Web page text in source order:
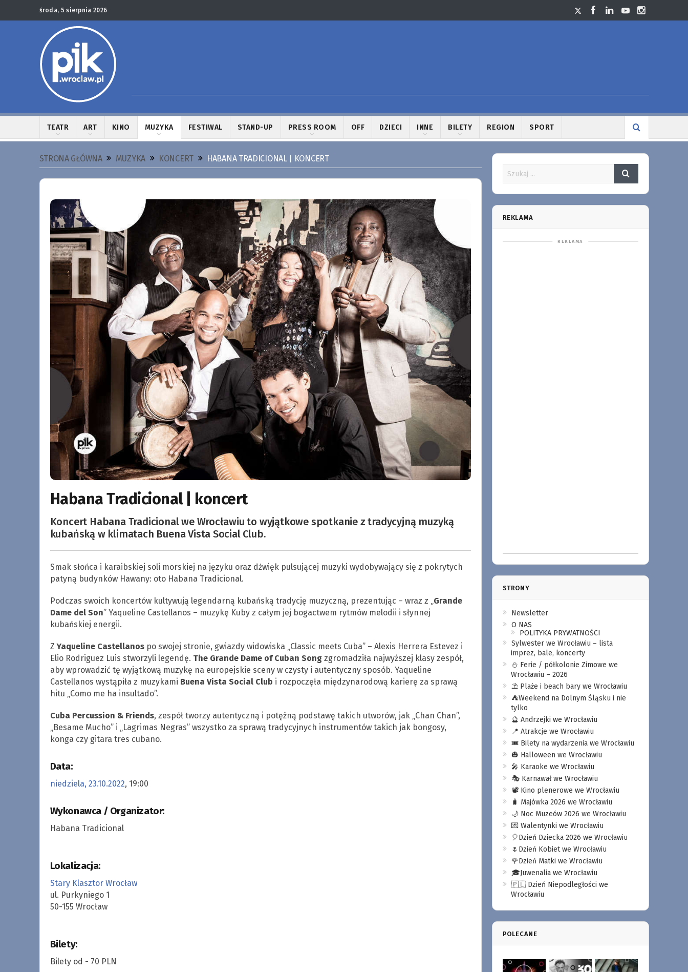
środa, 5 sierpnia 2026
TEATR ART KINO MUZYKA FESTIWAL STAND-UP PRESS ROOM OFF DZIECI INNE BILETY REGION SPORT
STRONA GŁÓWNA MUZYKA KONCERT HABANA TRADICIONAL | KONCERT
Habana Tradicional | koncert
Koncert Habana Tradicional we Wrocławiu to wyjątkowe spotkanie z tradycyjną muzyką
kubańską w klimatach Buena Vista Social Club.
Smak słońca i karaibskiej soli morskiej na języku oraz dźwięk pulsującej muzyki wydobywający się z pokrytych
patyną budynków Hawany: oto Habana Tradicional.
Podczas swoich koncertów kultywują legendarną kubańską tradycję muzyczną, prezentując – wraz z „ Grande
Dame del Son” Yaqueline Castellanos – muzykę Kuby z całym jej bogactwem rytmów melodii i słynnej
kubańskiej energii.
ZYaqueline Castellanospo swojej stronie, gwiazdy widowiska „Classic meets Cuba” – Alexis Herrera Estevez i
Elio Rodriguez Luis stworzyli legendę. The Grande Dame of Cuban Songzgromadziła najwyższej klasy zespół,
aby wprowadzić tę wyjątkową muzykę na europejskie sceny w czysty i autentyczny sposób. Yaqueline
Castellanos wystąpiła z muzykami Buena Vista Social Club i rozpoczęła międzynarodową karierę za sprawą
hitu „Como me ha insultado”.
Cuba Percussion & Friends, zespół tworzy autentyczną i potężną podstawę takich utworów, jak „Chan Chan”,
„Besame Mucho” i „Lagrimas Negras” wszystko za sprawą tradycyjnych instrumentów takich jak bongosy,
konga czy gitara tres cubano.
Data:
niedziela, 23.10.2022, 19:00
Wykonawca / Organizator:
Habana Tradicional
Lokalizacja:
Stary Klasztor Wrocław
ul. Purkyniego 1
50-155 Wrocław
Bilety:
Bilety od - 70 PLN
REKLAMA
STRONY
Newsletter
O NAS
POLITYKA PRYWATNOŚCI
Sylwester we Wrocławiu – lista
imprez, bale, koncerty
⛄️ Ferie / półkolonie Zimowe we
Wrocławiu – 2026
⛱️ Plaże i beach bary we Wrocławiu
⛺️Weekend na Dolnym Śląsku i nie
tylko
🔮 Andrzejki we Wrocławiu
📍 Atrakcje we Wrocławiu
🎟️ Bilety na wydarzenia we Wrocławiu
🎃 Halloween we Wrocławiu
🎤 Karaoke we Wrocławiu
🎭 Karnawał we Wrocławiu
📽️ Kino plenerowe we Wrocławiu
🧳 Majówka 2026 we Wrocławiu
🌙 Noc Muzeów 2026 we Wrocławiu
💌 Walentynki we Wrocławiu
🎈Dzień Dziecka 2026 we Wrocławiu
🌷Dzień Kobiet we Wrocławiu
🌹Dzień Matki we Wrocławiu
🎓Juwenalia we Wrocławiu
🇵🇱 Dzień Niepodległości we
Wrocławiu
POLECANE